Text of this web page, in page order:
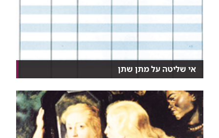
אי שליטה על מתן שתן
למרות, שניתן לטפל ברוב המקרים של אי שליטה על מתן
ש...